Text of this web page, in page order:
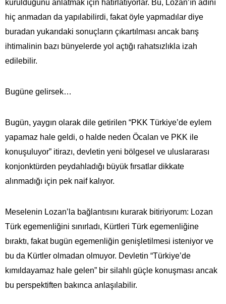
kurulduğunu anlatmak için hatırlatıyorlar. Bu, Lozan’ın adını
hiç anmadan da yapılabilirdi, fakat öyle yapmadılar diye
buradan yukarıdaki sonuçların çıkartılması ancak barış
ihtimalinin bazı bünyelerde yol açtığı rahatsızlıkla izah
edilebilir.
Bugüne gelirsek…
Bugün, yaygın olarak dile getirilen “PKK Türkiye’de eylem
yapamaz hale geldi, o halde neden Öcalan ve PKK ile
konuşuluyor” itirazı, devletin yeni bölgesel ve uluslararası
konjonktürden peydahladığı büyük fırsatlar dikkate
alınmadığı için pek naif kalıyor.
Meselenin Lozan’la bağlantısını kurarak bitiriyorum: Lozan
Türk egemenliğini sınırladı, Kürtleri Türk egemenliğine
bıraktı, fakat bugün egemenliğin genişletilmesi isteniyor ve
bu da Kürtler olmadan olmuyor. Devletin “Türkiye’de
kımıldayamaz hale gelen” bir silahlı güçle konuşması ancak
bu perspektiften bakınca anlaşılabilir.